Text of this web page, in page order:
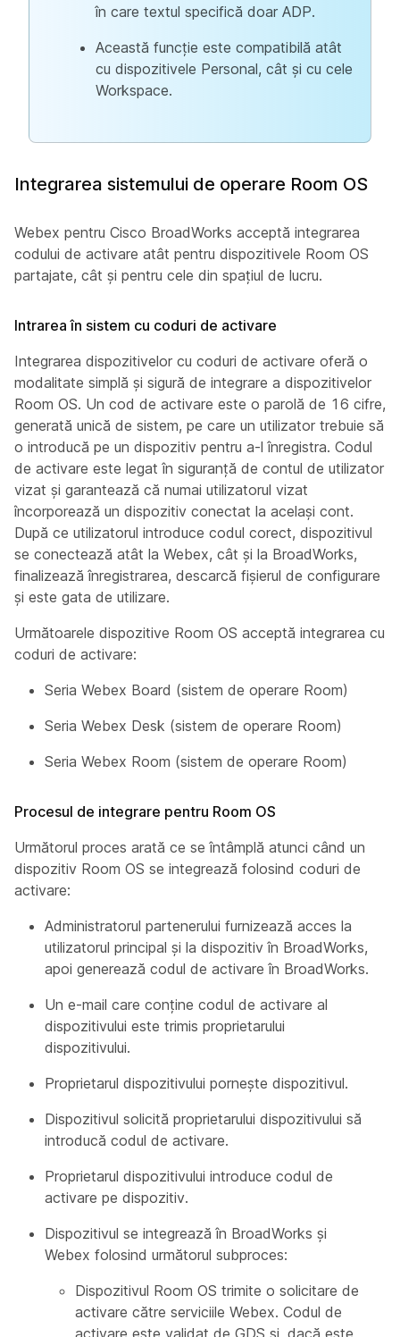
în care textul specifică doar ADP.
Această funcție este compatibilă atât
cu dispozitivele Personal, cât și cu cele
Workspace.
Integrarea sistemului de operare Room OS
Webex pentru Cisco BroadWorks acceptă integrarea
codului de activare atât pentru dispozitivele Room OS
partajate, cât și pentru cele din spațiul de lucru.
Intrarea în sistem cu coduri de activare
Integrarea dispozitivelor cu coduri de activare oferă o
modalitate simplă și sigură de integrare a dispozitivelor
Room OS. Un cod de activare este o parolă de 16 cifre,
generată unică de sistem, pe care un utilizator trebuie să
o introducă pe un dispozitiv pentru a-l înregistra. Codul
de activare este legat în siguranță de contul de utilizator
vizat și garantează că numai utilizatorul vizat
încorporează un dispozitiv conectat la același cont.
După ce utilizatorul introduce codul corect, dispozitivul
se conectează atât la Webex, cât și la BroadWorks,
finalizează înregistrarea, descarcă fișierul de configurare
și este gata de utilizare.
Următoarele dispozitive Room OS acceptă integrarea cu
coduri de activare:
Seria Webex Board (sistem de operare Room)
Seria Webex Desk (sistem de operare Room)
Seria Webex Room (sistem de operare Room)
Procesul de integrare pentru Room OS
Următorul proces arată ce se întâmplă atunci când un
dispozitiv Room OS se integrează folosind coduri de
activare:
Administratorul partenerului furnizează acces la
utilizatorul principal și la dispozitiv în BroadWorks,
apoi generează codul de activare în BroadWorks.
Un e-mail care conține codul de activare al
dispozitivului este trimis proprietarului
dispozitivului.
Proprietarul dispozitivului pornește dispozitivul.
Dispozitivul solicită proprietarului dispozitivului să
introducă codul de activare.
Proprietarul dispozitivului introduce codul de
activare pe dispozitiv.
Dispozitivul se integrează în BroadWorks și
Webex folosind următorul subproces:
Dispozitivul Room OS trimite o solicitare de
activare către serviciile Webex. Codul de
activare este validat de GDS și, dacă este